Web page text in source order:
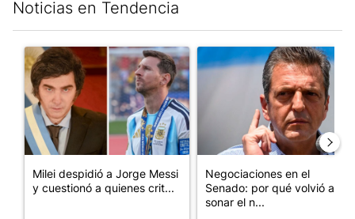
Noticias en Tendencia
Un artículo de tendencia con el título "Milei despidió a Jorge
Milei despidió a Jorge Messi
y cuestionó a quienes crit...
Un artículo de tendencia
Negociaciones en el
Senado: por qué volvió a
sonar el n...